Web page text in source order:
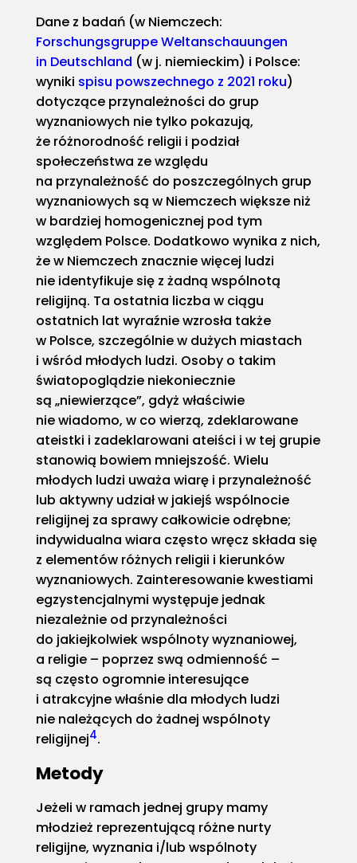
Dane z badań (w Niemczech:
Forschungsgruppe Weltanschauungen
in Deutschland (w j. niemieckim) i Polsce:
wyniki spisu powszechnego z 2021 roku)
dotyczące przynależności do grup
wyznaniowych nie tylko pokazują,
że różnorodność religii i podział
społeczeństwa ze względu
na przynależność do poszczególnych grup
wyznaniowych są w Niemczech większe niż
w bardziej homogenicznej pod tym
względem Polsce. Dodatkowo wynika z nich,
że w Niemczech znacznie więcej ludzi
nie identyfikuje się z żadną wspólnotą
religijną. Ta ostatnia liczba w ciągu
ostatnich lat wyraźnie wzrosła także
w Polsce, szczególnie w dużych miastach
i wśród młodych ludzi. Osoby o takim
światopoglądzie niekoniecznie
są „niewierzące”, gdyż właściwie
nie wiadomo, w co wierzą, zdeklarowane
ateistki i zadeklarowani ateiści i w tej grupie
stanowią bowiem mniejszość. Wielu
młodych ludzi uważa wiarę i przynależność
lub aktywny udział w jakiejś wspólnocie
religijnej za sprawy całkowicie odrębne;
indywidualna wiara często wręcz składa się
z elementów różnych religii i kierunków
wyznaniowych. Zainteresowanie kwestiami
egzystencjalnymi występuje jednak
niezależnie od przynależności
do jakiejkolwiek wspólnoty wyznaniowej,
a religie – poprzez swą odmienność –
są często ogromnie interesujące
i atrakcyjne właśnie dla młodych ludzi
nie należących do żadnej wspólnoty
religijnej4.
Metody
Jeżeli w ramach jednej grupy mamy
młodzież reprezentującą różne nurty
religijne, wyznania i/lub wspólnoty